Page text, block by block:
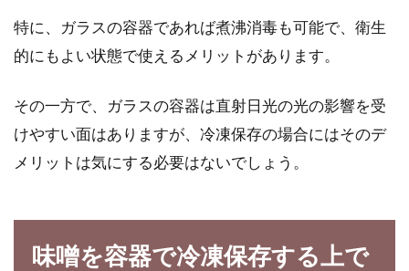
爆発させない！電子レンジでつくる
目玉焼きを完熟にするコツ
電子レンジで目玉焼きがつくれるってご存知で
見事な完...
特に、ガラスの容器であれば煮沸消毒も可能で、衛生
的にもよい状態で使えるメリットがあります。
その一方で、ガラスの容器は直射日光の光の影響を受
けやすい面はありますが、冷凍保存の場合にはそのデ
メリットは気にする必要はないでしょう。
味噌を容器で冷凍保存する上で